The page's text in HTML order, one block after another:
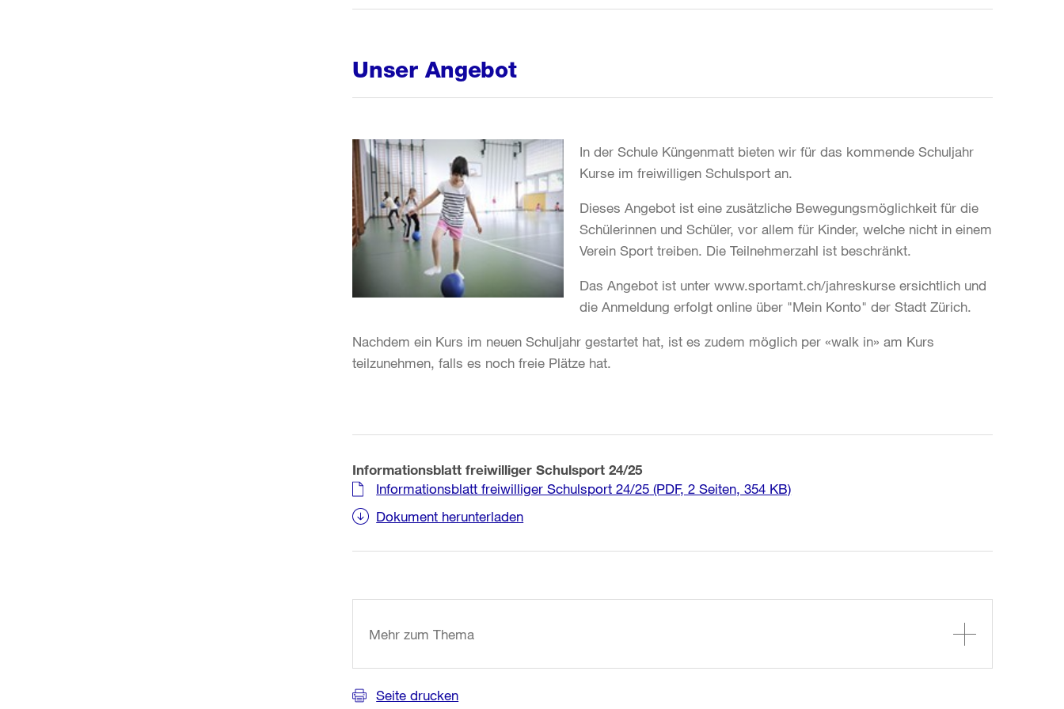
Unser Angebot
In der Schule Küngenmatt bieten wir für das kommende Schuljahr
Kurse im freiwilligen Schulsport an.
Dieses Angebot ist eine zusätzliche Bewegungsmöglichkeit für die
Schülerinnen und Schüler, vor allem für Kinder, welche nicht in einem
Verein Sport treiben. Die Teilnehmerzahl ist beschränkt.
Das Angebot ist unter www.sportamt.ch/jahreskurse ersichtlich und
die Anmeldung erfolgt online über "Mein Konto" der Stadt Zürich.
Nachdem ein Kurs im neuen Schuljahr gestartet hat, ist es zudem möglich per «walk in» am Kurs
teilzunehmen, falls es noch freie Plätze hat.
Informationsblatt freiwilliger Schulsport 24/25
Informationsblatt freiwilliger Schulsport 24/25 (PDF, 2 Seiten, 354 KB)
Dokument herunterladen
Informationen
Mehr zum Thema
Seite drucken